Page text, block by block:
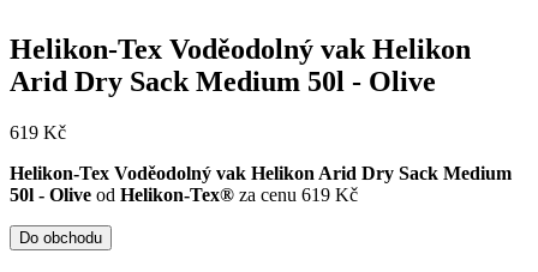
Helikon-Tex Voděodolný vak Helikon
Arid Dry Sack Medium 50l - Olive
619 Kč
Helikon-Tex Voděodolný vak Helikon Arid Dry Sack Medium
50l - Olive od Helikon-Tex® za cenu 619 Kč
Do obchodu